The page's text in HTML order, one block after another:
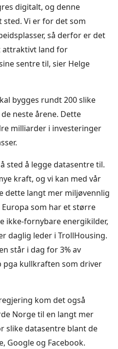
digitalt, og denne
sted. Vi er for det som
så derfor er det
attraktivt land for
sentre til, sier Helge
bygges rundt 200 slike
neste årene. Dette
milliarder i investeringer
sted å legge datasentre til.
kraft, og vi kan med vår
dette langt mer miljøvennlig
som har et større
ikke-fornybare energikilder,
daglig leder i TrollHousing.
står i dag for 3% av
pga kullkraften som driver
kom det også
Norge til en langt mer
slike datasentre blant de
Google og Facebook.